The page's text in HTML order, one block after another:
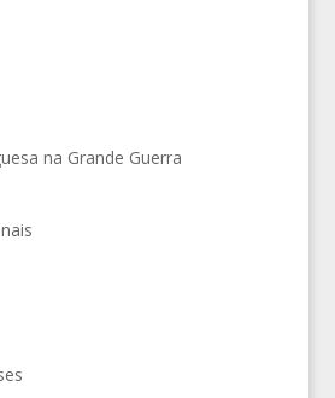
na Grande Guerra